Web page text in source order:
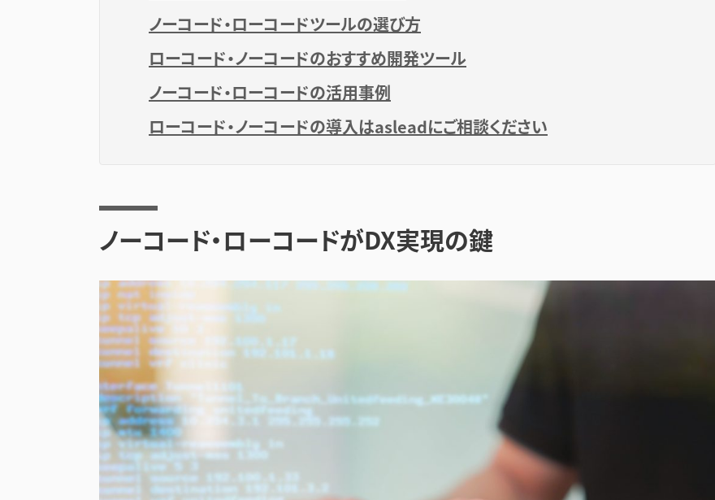
ノーコード・ローコードツールの選び方
ローコード・ノーコードのおすすめ開発ツール
ノーコード・ローコードの活用事例
ローコード・ノーコードの導入はasleadにご相談ください
ノーコード・ローコードがDX実現の鍵